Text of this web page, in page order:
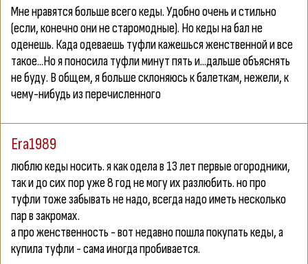
Мне нравятся больше всего кеды. Удобно очень и стильно
(если, конечно они не старомодные). Но кеды на бал не
оденешь. Када одеваешь туфли кажешься женственной и все
такое...Но я поносила туфли минут пять и...дальше объяснять
не буду. В общем, я больше склоняюсь к балеткам, нежели, к
чему-нибудь из перечисленного
Era1989
люблю кеды носить. я как одела в 13 лет первые огородники,
так и до сих пор уже 8 год не могу их разлюбить. но про
туфли тоже забывать не надо, всегда надо иметь несколько
пар в закромах.
а про женственность - вот недавно пошла покупать кеды, а
купила туфли - сама иногда пробивается.